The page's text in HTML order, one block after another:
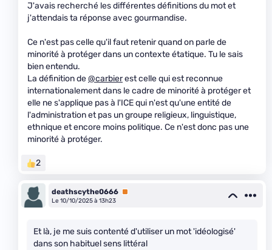
J'avais recherché les différentes définitions du mot et
j'attendais ta réponse avec gourmandise.
Ce n'est pas celle qu'il faut retenir quand on parle de
minorité à protéger dans un contexte étatique. Tu le sais
bien entendu.
La définition de@carbierest celle qui est reconnue
internationalement dans le cadre de minorité à protéger et
elle ne s'applique pas à l'ICE qui n'est qu'une entité de
l'administration et pas un groupe religieux, linguistique,
ethnique et encore moins politique. Ce n'est donc pas une
minorité à protéger.
2
deathscythe0666 Premium
Le 10/10/2025 à 13h23
Et là, je me suis contenté d'utiliser un mot 'idéologisé'
dans son habituel sens littéral